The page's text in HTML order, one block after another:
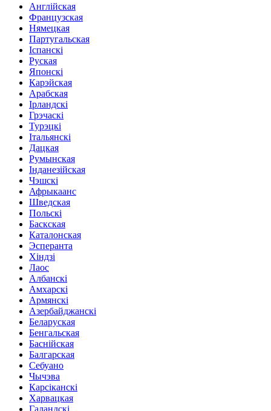
Англійская
Французская
Нямецкая
Партугальская
Іспанскі
Руская
Японскі
Карэйская
Арабская
Ірландскі
Грэчаскі
Турэцкі
Італьянскі
Дацкая
Румынская
Інданезійская
Чэшскі
Афрыкаанс
Шведская
Польскі
Баскская
Каталонская
Эсперанта
Хіндзі
Лаос
Албанскі
Амхарскі
Армянскі
Азербайджанскі
Беларуская
Бенгальская
Баснійская
Балгарская
Себуано
Чычэва
Карсіканскі
Харвацкая
Галандскі